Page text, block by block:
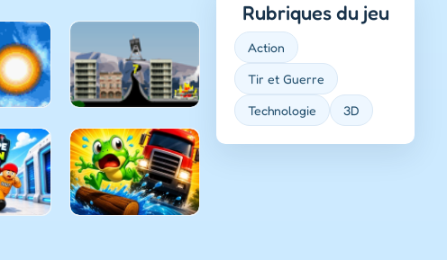
Rubriques du jeu
Action
Tir et Guerre
Technologie 3D